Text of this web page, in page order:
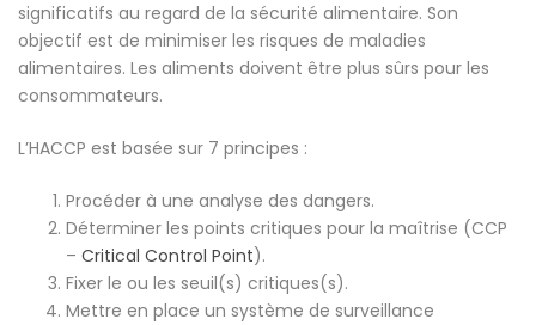
significatifs au regard de la sécurité alimentaire. Son
objectif est de minimiser les risques de maladies
alimentaires. Les aliments doivent être plus sûrs pour les
consommateurs.
L’HACCP est basée sur 7 principes :
Procéder à une analyse des dangers.
Déterminer les points critiques pour la maîtrise (CCP
– Critical Control Point).
Fixer le ou les seuil(s) critiques(s).
Mettre en place un système de surveillance